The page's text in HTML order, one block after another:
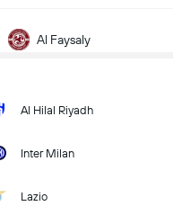
Al Faysaly
Al Hilal Riyadh
Inter Milan
Lazio